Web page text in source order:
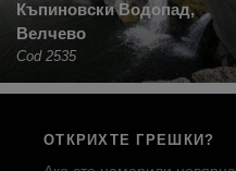
Къпиновски Водопад,
Велчево
Cod 2535
ОТКРИХТЕ ГРЕШКИ?